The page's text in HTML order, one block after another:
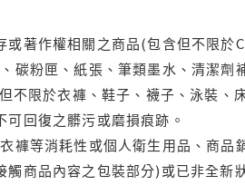
或著作權相關之商品(包含但不限
碳粉匣、紙張、筆類墨水、清潔
不限於衣褲、鞋子、襪子、泳裝、
回復之髒污或磨損痕跡。
褲等消耗性或個人衛生用品、商
觸商品內容之包裝部分)或已非全